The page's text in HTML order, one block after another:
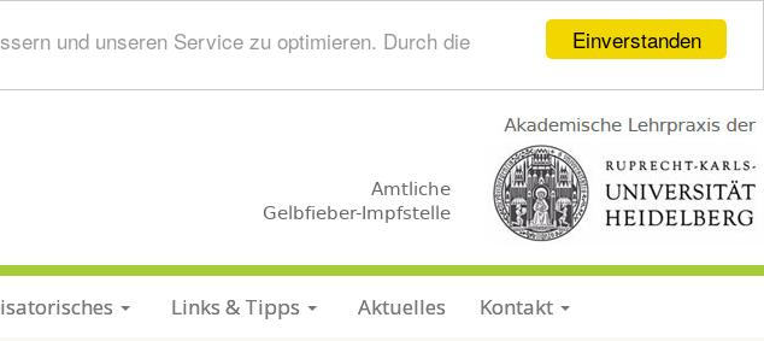
Einverstanden
und unseren Service zu optimieren. Durch die
Amtliche
Gelbfieber-Impfstelle
Links & Tipps Aktuelles Kontakt